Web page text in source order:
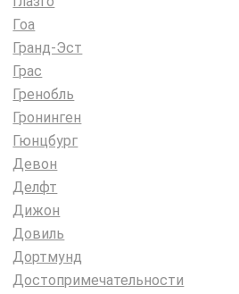
Гоа
Гранд-Эст
Грас
Гренобль
Гронинген
Гюнцбург
Девон
Делфт
Дижон
Довиль
Дортмунд
Достопримечательности